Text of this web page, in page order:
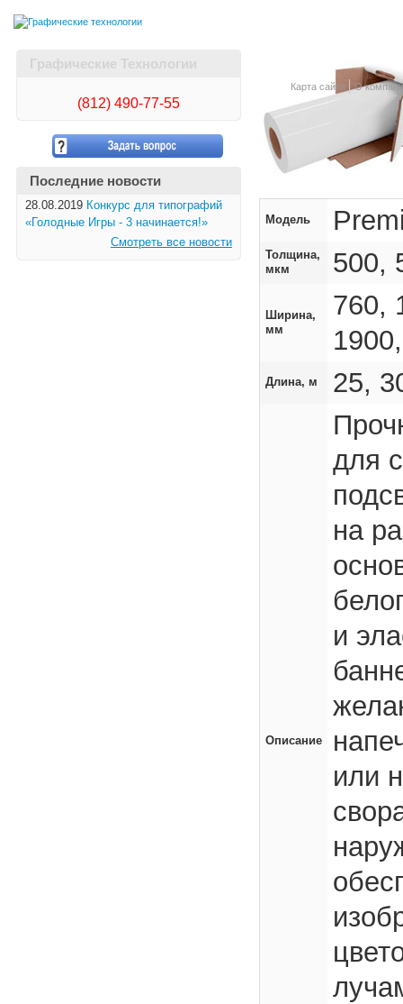
Карта сайта О
Графические Технологии
(812) 490-77-55
Последние новости
28.08.2019 Конкурс для типографий
«Голодные Игры - 3 начинается!»
Смотреть все новости
Модель
Толщина,
мкм
500,
Ширина,
мм
760,
Длина, м 25,
Описание
для
на
и
или